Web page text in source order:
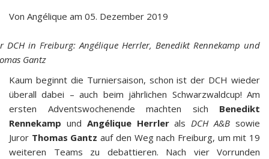
Von Angélique am 05. Dezember 2019
DCH in Freiburg: Angélique Herrler, Benedikt Rennekamp und
Gantz
Kaum beginnt die Turniersaison, schon ist der DCH wieder
überall dabei – auch beim jährlichen Schwarzwaldcup! Am
ersten Adventswochenende machten sich Benedikt
Rennekamp und Angélique Herrlerals DCH A&B sowie
Juror Thomas Gantz auf den Weg nach Freiburg, um mit 19
weiteren Teams zu debattieren. Nach vier Vorrunden